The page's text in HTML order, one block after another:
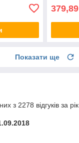
379,89
Показати ще
з 2278 відгуків за рік